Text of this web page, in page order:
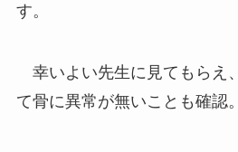
す。
幸いよい先生に見てもらえ
て骨に異常が無いことも確認。